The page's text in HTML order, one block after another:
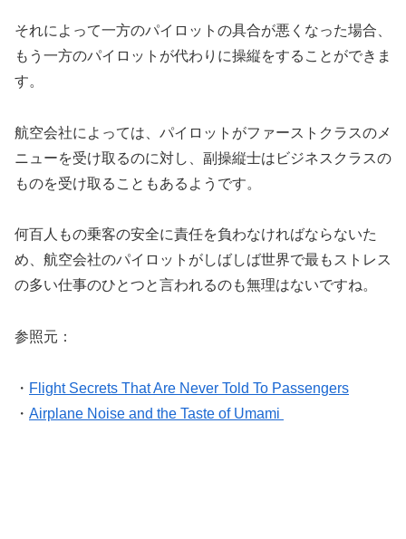
それによって一方のパイロットの具合が悪くなった場合、
もう一方のパイロットが代わりに操縦をすることができま
す。
航空会社によっては、パイロットがファーストクラスのメ
ニューを受け取るのに対し、副操縦士はビジネスクラスの
ものを受け取ることもあるようです。
何百人もの乗客の安全に責任を負わなければならないた
め、航空会社のパイロットがしばしば世界で最もストレス
の多い仕事のひとつと言われるのも無理はないですね。
参照元：
・ Flight Secrets That Are Never Told To Passengers
・ Airplane Noise and the Taste of Umami